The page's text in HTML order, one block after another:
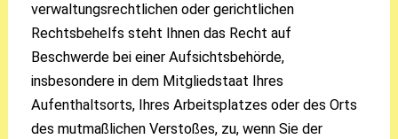
verwaltungsrechtlichen oder gerichtlichen
Rechtsbehelfs steht Ihnen das Recht auf
Beschwerde bei einer Aufsichtsbehörde,
insbesondere in dem Mitgliedstaat Ihres
Aufenthaltsorts, Ihres Arbeitsplatzes oder des Orts
des mutmaßlichen Verstoßes, zu, wenn Sie der